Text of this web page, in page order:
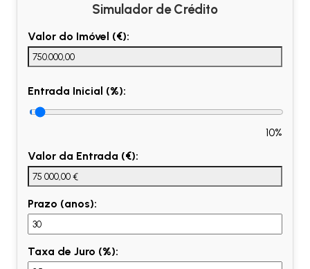
Simulador de Crédito
Valor do Imóvel (€):
Entrada Inicial (%):
10%
Valor da Entrada (€):
Prazo (anos):
Taxa de Juro (%):